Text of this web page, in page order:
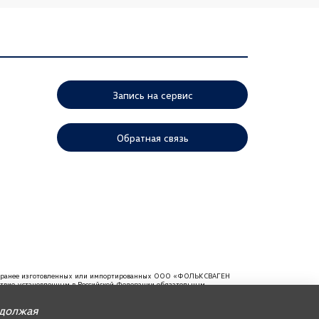
Запись на сервис
Обратная связь
ранее изготовленных или импортированных ООО «ФОЛЬКСВАГЕН
установленным в Российской Федерации обязательным